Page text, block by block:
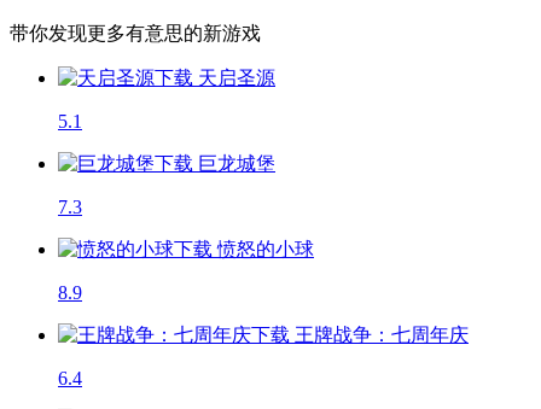
带你发现更多有意思的新游戏
天启圣源
5.1
巨龙城堡
7.3
愤怒的小球
8.9
王牌战争：七周年庆
6.4